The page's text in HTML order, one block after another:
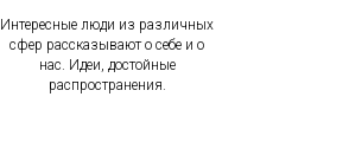
Интересные люди из различных
сфер рассказывают о себе и о
нас. Идеи, достойные
распространения.